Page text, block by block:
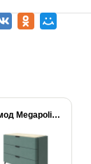
Комод Megapolis (3...